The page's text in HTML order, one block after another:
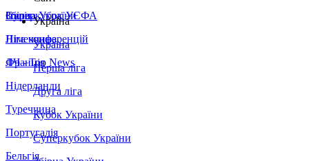
Збірна України
Італія
Німеччина
Франція
Нідерланди
Туреччина
Португалія
Бельгія
Суперкубок УЄФА
Ліга конференцій
ЛЧ - Top News
Україна
Україна
Перша ліга
Друга ліга
Кубок України
Суперкубок України